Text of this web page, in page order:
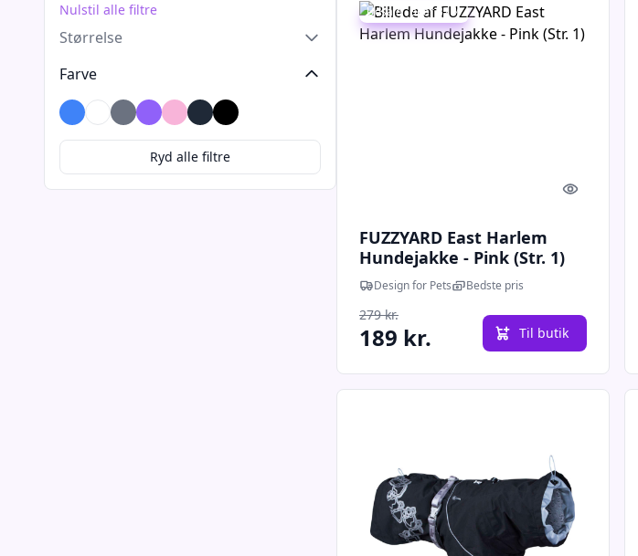
Nulstil alle filtre
Størrelse
Farve
Blå BrunGråLillaLyserødMørkegrå
Sort
Ryd alle filtre
Udsalg - spar 32 %
Quick look
FUZZYARD East Harlem
Hundejakke - Pink (Str. 1)
Design for Pets Bedste pris
279 kr.
189 kr. Til butik